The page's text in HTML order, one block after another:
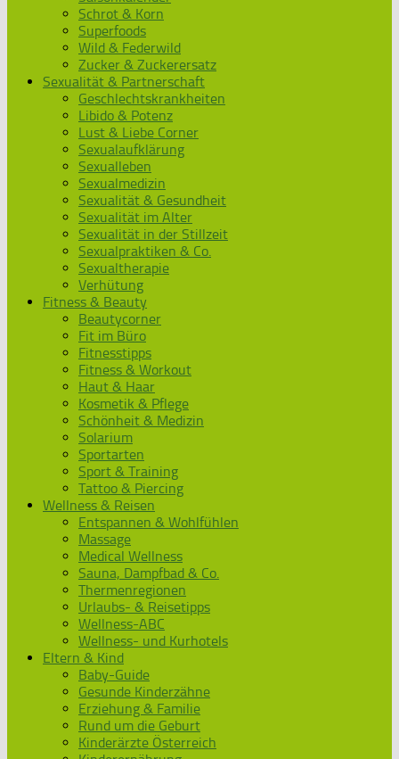
Schrot & Korn
Superfoods
Wild & Federwild
Zucker & Zuckerersatz
Sexualität & Partnerschaft
Geschlechtskrankheiten
Libido & Potenz
Lust & Liebe Corner
Sexualaufklärung
Sexualleben
Sexualmedizin
Sexualität & Gesundheit
Sexualität im Alter
Sexualität in der Stillzeit
Sexualpraktiken & Co.
Sexualtherapie
Verhütung
Fitness & Beauty
Beautycorner
Fit im Büro
Fitnesstipps
Fitness & Workout
Haut & Haar
Kosmetik & Pflege
Schönheit & Medizin
Solarium
Sportarten
Sport & Training
Tattoo & Piercing
Wellness & Reisen
Entspannen & Wohlfühlen
Massage
Medical Wellness
Sauna, Dampfbad & Co.
Thermenregionen
Urlaubs- & Reisetipps
Wellness-ABC
Wellness- und Kurhotels
Eltern & Kind
Baby-Guide
Gesunde Kinderzähne
Erziehung & Familie
Rund um die Geburt
Kinderärzte Österreich